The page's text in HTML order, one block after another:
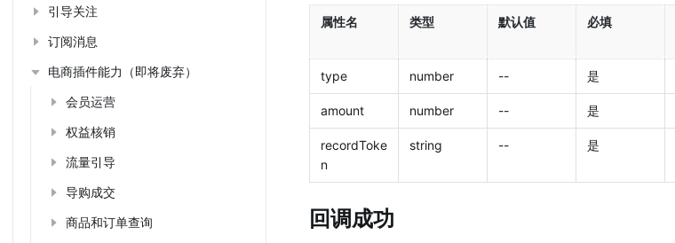
引导关注
订阅消息
电商插件能力（即将废弃）
会员运营
权益核销
流量引导
导购成交
商品和订单查询
属性名 类型 默认值 必填
type number -- 是
amount number -- 是
recordToke
n
string -- 是
回调成功